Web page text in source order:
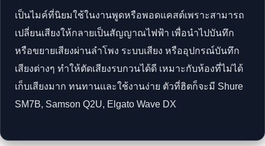
เป็นไมค์ที่นิยมใช้ในงานพูดหรือพอดแคสต์เพราะสามารถ
เปลี่ยนเสียงให้กลายเป็นสัญญาณไฟฟ้า เพื่อนำไปบันทึก
หรือขยายเสียงผ่านลำโพง ระบบเสียง หรืออุปกรณ์บันทึก
เสียงต่างๆ ทำให้ตัดเสียงรบกวนได้ดี เหมาะกับห้องที่ไม่ได้
เก็บเสียงมาก ทนทานและใช้งานง่าย ตัวที่ฮิตก็จะมี Shure
SM7B, Samson Q2U, Elgato Wave DX